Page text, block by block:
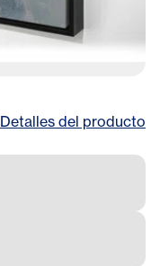
Detalles del producto